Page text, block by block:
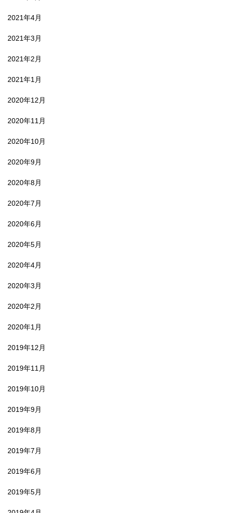
2021年4月
2021年3月
2021年2月
2021年1月
2020年12月
2020年11月
2020年10月
2020年9月
2020年8月
2020年7月
2020年6月
2020年5月
2020年4月
2020年3月
2020年2月
2020年1月
2019年12月
2019年11月
2019年10月
2019年9月
2019年8月
2019年7月
2019年6月
2019年5月